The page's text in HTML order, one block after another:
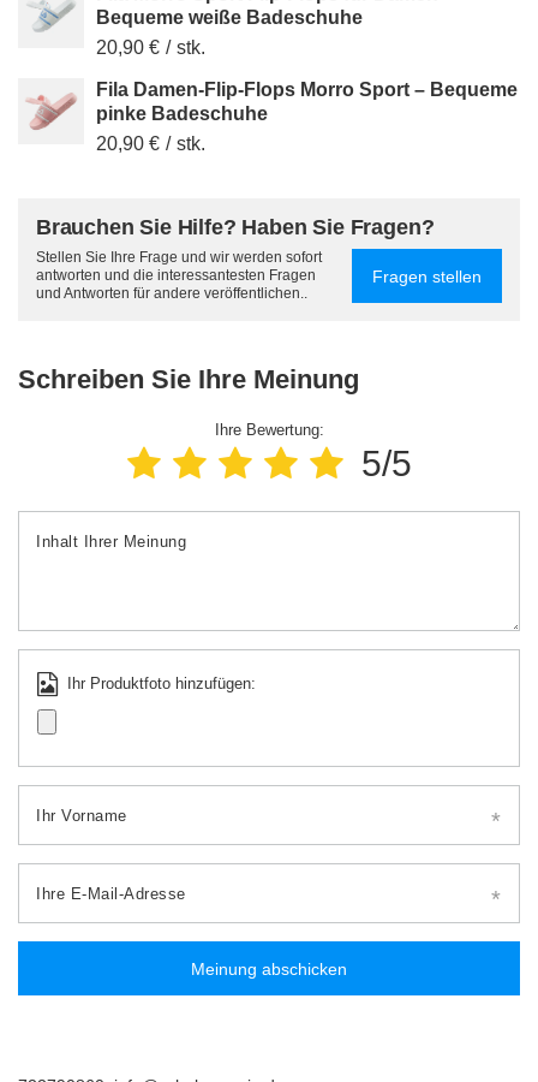
Bequeme weiße Badeschuhe
20,90 € / stk.
Fila Damen-Flip-Flops Morro Sport – Bequeme
pinke Badeschuhe
20,90 € / stk.
Brauchen Sie Hilfe? Haben Sie Fragen?
Stellen Sie Ihre Frage und wir werden sofort
antworten und die interessantesten Fragen
und Antworten für andere veröffentlichen..
Fragen stellen
Schreiben Sie Ihre Meinung
Ihre Bewertung:
5/5
Inhalt Ihrer Meinung
Ihr Produktfoto hinzufügen:
Ihr Vorname
Ihre E-Mail-Adresse
Meinung abschicken